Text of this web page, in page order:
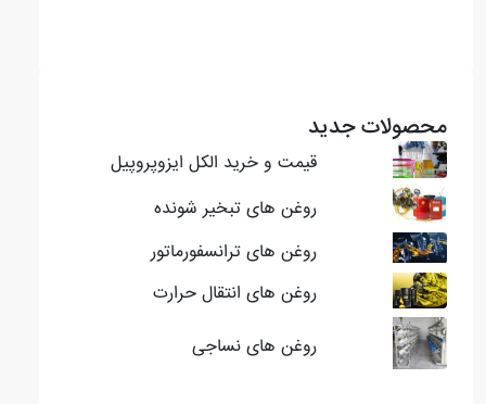
محصولات جدید
قیمت و خرید الکل ایزوپروپیل
روغن های تبخیر شونده
روغن های ترانسفورماتور
روغن های انتقال حرارت
روغن های نساجی